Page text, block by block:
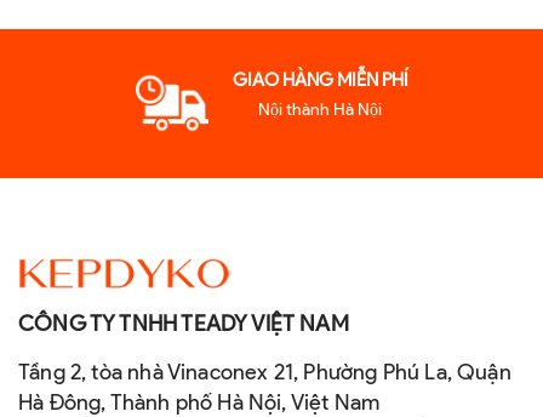
GIAO HÀNG MIỄN PHÍ
Nội thành Hà Nội
CÔNG TY TNHH TEADY VIỆT NAM
Tầng 2, tòa nhà Vinaconex 21, Phường Phú La, Quận
Hà Đông, Thành phố Hà Nội, Việt Nam